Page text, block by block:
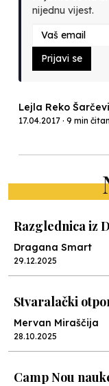
nijednu vijest.
Prijavi se
Lejla Reko
17.04.2017 · 9 min
Razglednica iz
Dragana Smart
29.12.2025
Stvaralački
Mervan Miraščija
28.10.2025
Camp Nou